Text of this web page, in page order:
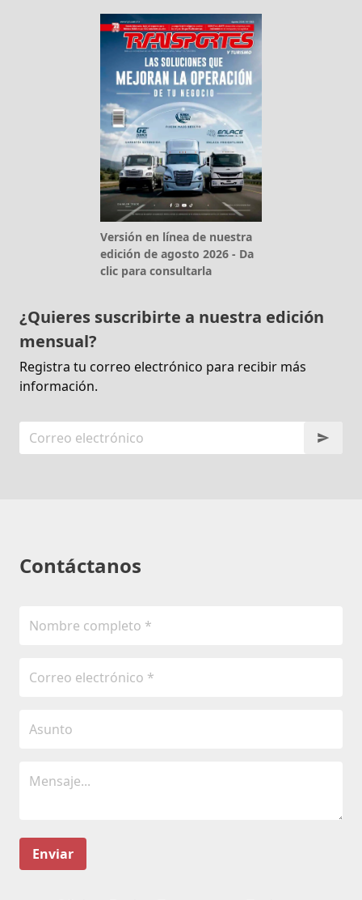
Versión en línea de nuestra
edición de agosto 2026 - Da
clic para consultarla
¿Quieres suscribirte a nuestra edición
mensual?
Registra tu correo electrónico para recibir más
información.
Contáctanos
Enviar